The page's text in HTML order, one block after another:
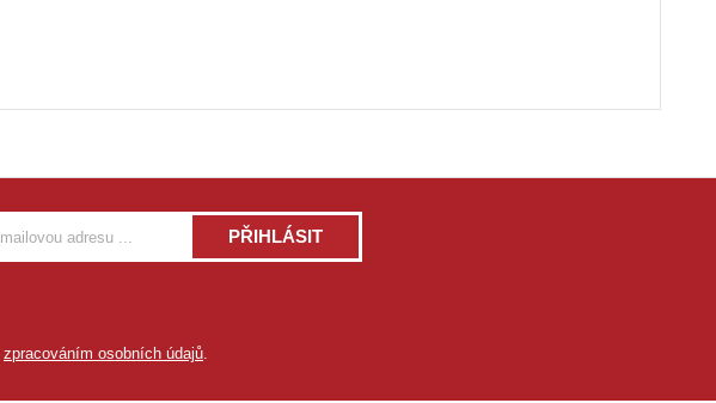
PŘIHLÁSIT
zpracováním osobních údajů